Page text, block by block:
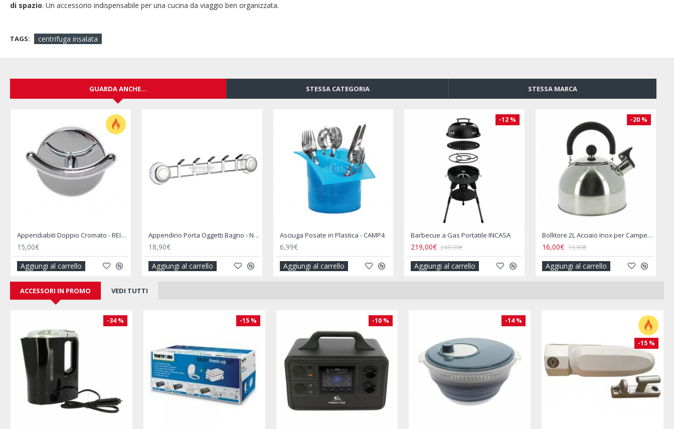
di spazio. Un accessorio indispensabile per una cucina da viaggio ben organizzata.
TAGS: centrifuga insalata
GUARDA ANCHE... STESSA CATEGORIA STESSA MARCA
Coperchio Scolapasta Unilid - BRUNNER
20,49€
Aggiungi al carrello
Fornellino da Campeggio CAMPINGAZ Micro Plus
23,90€
Aggiungi al carrello
Pattumiera per Camper Trash Bin - THULE
49,00€
Aggiungi al carrello
Porta Oggetti Cromato
32,49€
Aggiungi al carrello
Porta Spezie Cromato
19,90€
Aggiungi al carrello
ACCESSORI IN PROMO VEDI TUTTI
-14 % -15 % -15 %
-28 %
-15 %